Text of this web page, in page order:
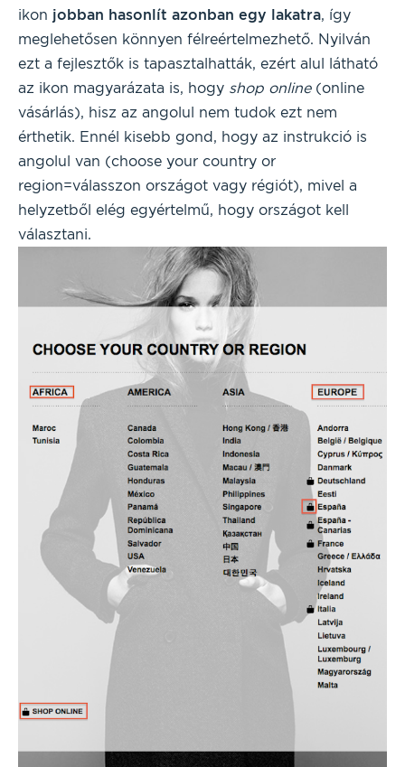
ikon jobban hasonlít azonban egy lakatra, így
meglehetősen könnyen félreértelmezhető. Nyilván
ezt a fejlesztők is tapasztalhatták, ezért alul látható
az ikon magyarázata is, hogy shop online(online
vásárlás), hisz az angolul nem tudok ezt nem
érthetik. Ennél kisebb gond, hogy az instrukció is
angolul van (choose your country or
region=válasszon országot vagy régiót), mivel a
helyzetből elég egyértelmű, hogy országot kell
választani.